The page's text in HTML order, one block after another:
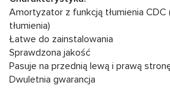
Amortyzator z funkcją tłumienia CDC
tłumienia)
Łatwe do zainstalowania
Sprawdzona jakość
Pasuje na przednią lewą i prawą
Dwuletnia gwarancja